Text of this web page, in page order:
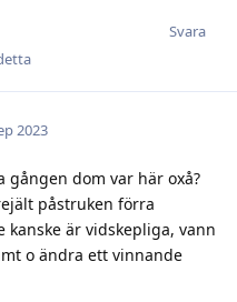
Svara
2023
dom var här oxå?
påstruken förra
kanske är vidskepliga, vann
o ändra ett vinnande